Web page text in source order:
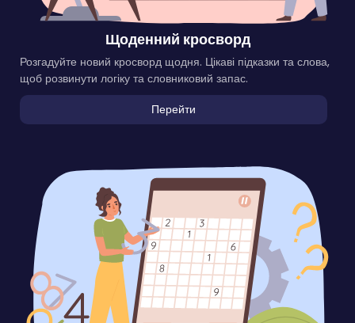
Щоденний кросворд
Розгадуйте новий кросворд щодня. Цікаві підказки та слова,
щоб розвинути логіку та словниковий запас.
Перейти